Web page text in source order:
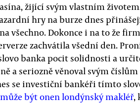
žijící svým vlastním
hry na burze dnes
všechno. Dokonce i na to že
zachvátila všední den.
banka pocit solidnosti a
a seriozně věnoval svým číslům
se investiční bankéři tímto
být onen londýnský makléř,